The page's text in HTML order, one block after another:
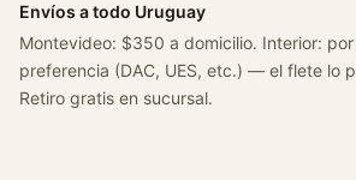
Envíos a todo Uruguay
Montevideo: $350 a domicilio. Interior:
preferencia (DAC, UES, etc.) — el flete lo
Retiro gratis en sucursal.